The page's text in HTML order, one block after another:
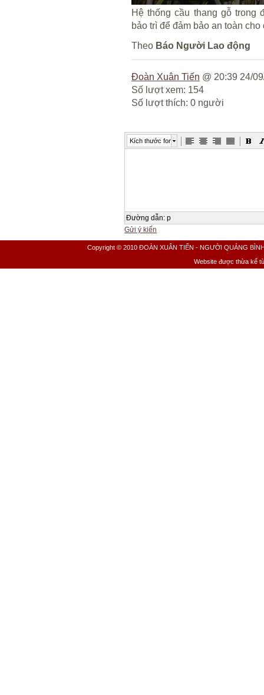
Hệ thống cầu thang gỗ
bảo trì để đảm bảo an toàn cho
Theo Báo Người Lao động
Đoàn Xuân Tiến @ 20:39 24/
Số lượt xem: 154
Số lượt thích: 0 người
Kích thước font
Đường dẫn: p
Gửi ý kiến
Copyright © 2010 ĐOÀN XUÂN TIẾN - NGƯỜI QUẢNG
Website được thừa kế